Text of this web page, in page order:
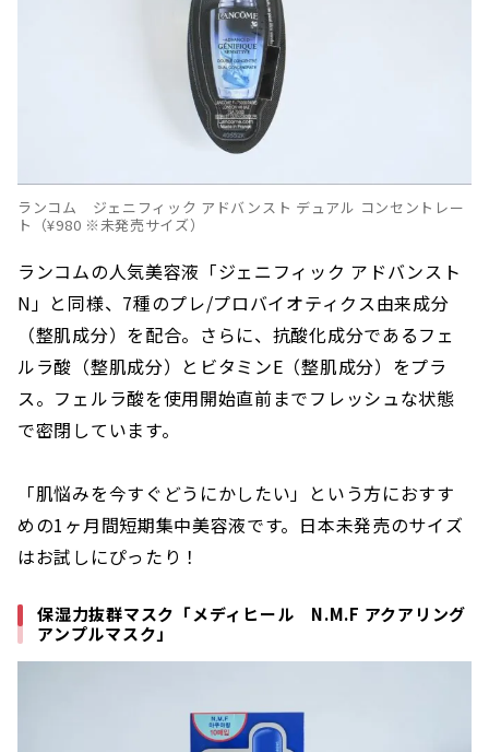
ランコム ジェニフィック アドバンスト デュアル コンセントレー
ト（¥980 ※未発売サイズ）
ランコムの人気美容液「ジェニフィック アドバンスト
N」と同様、7種のプレ/プロバイオティクス由来成分
（整肌成分）を配合。さらに、抗酸化成分であるフェ
ルラ酸（整肌成分）とビタミンE（整肌成分）をプラ
ス。フェルラ酸を使用開始直前までフレッシュな状態
で密閉しています。
「肌悩みを今すぐどうにかしたい」という方におすす
めの1ヶ月間短期集中美容液です。日本未発売のサイズ
はお試しにぴったり！
保湿力抜群マスク「メディヒール N.M.F アクアリング
アンプルマスク」